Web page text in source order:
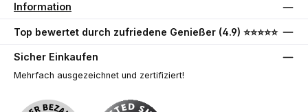
Information
Top bewertet durch zufriedene Genießer (4.9) ⭐⭐⭐⭐⭐
Sicher Einkaufen
Mehrfach ausgezeichnet und zertifiziert!